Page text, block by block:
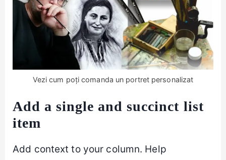
Vezi cum poți comanda un portret personalizat
Add a single and succinct list
item
Add context to your column. Help